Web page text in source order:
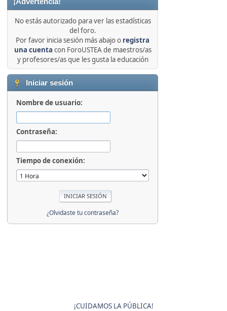
No estás autorizado para ver las estadísticas
del foro.
Por favor inicia sesión más abajo o registra
una cuenta con ForoUSTEA de maestros/as
y profesores/as que les gusta la educación
Iniciar sesión
Nombre de usuario:
Contraseña:
Tiempo de conexión:
¿Olvidaste tu contraseña?
¡CUIDAMOS LA PÚBLICA!